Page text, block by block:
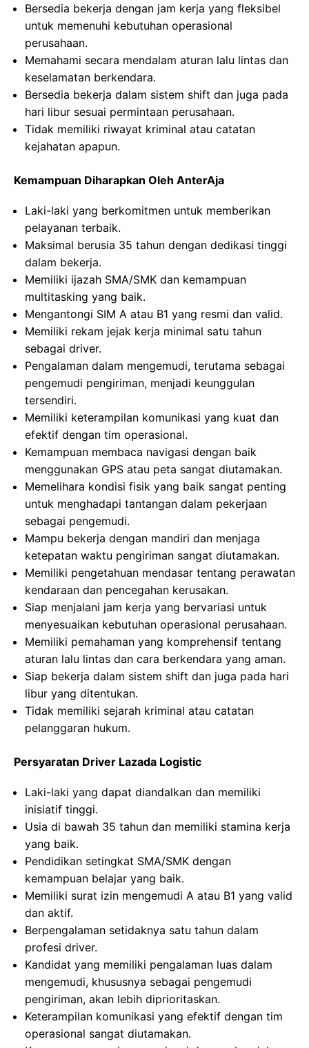
Bersedia bekerja dengan jam kerja yang fleksibel
untuk memenuhi kebutuhan operasional
perusahaan.
Memahami secara mendalam aturan lalu lintas dan
keselamatan berkendara.
Bersedia bekerja dalam sistem shift dan juga pada
hari libur sesuai permintaan perusahaan.
Tidak memiliki riwayat kriminal atau catatan
kejahatan apapun.
Kemampuan Diharapkan Oleh AnterAja
Laki-laki yang berkomitmen untuk memberikan
pelayanan terbaik.
Maksimal berusia 35 tahun dengan dedikasi tinggi
dalam bekerja.
Memiliki ijazah SMA/SMK dan kemampuan
multitasking yang baik.
Mengantongi SIM A atau B1 yang resmi dan valid.
Memiliki rekam jejak kerja minimal satu tahun
sebagai driver.
Pengalaman dalam mengemudi, terutama sebagai
pengemudi pengiriman, menjadi keunggulan
tersendiri.
Memiliki keterampilan komunikasi yang kuat dan
efektif dengan tim operasional.
Kemampuan membaca navigasi dengan baik
menggunakan GPS atau peta sangat diutamakan.
Memelihara kondisi fisik yang baik sangat penting
untuk menghadapi tantangan dalam pekerjaan
sebagai pengemudi.
Mampu bekerja dengan mandiri dan menjaga
ketepatan waktu pengiriman sangat diutamakan.
Memiliki pengetahuan mendasar tentang perawatan
kendaraan dan pencegahan kerusakan.
Siap menjalani jam kerja yang bervariasi untuk
menyesuaikan kebutuhan operasional perusahaan.
Memiliki pemahaman yang komprehensif tentang
aturan lalu lintas dan cara berkendara yang aman.
Siap bekerja dalam sistem shift dan juga pada hari
libur yang ditentukan.
Tidak memiliki sejarah kriminal atau catatan
pelanggaran hukum.
Persyaratan Driver Lazada Logistic
Laki-laki yang dapat diandalkan dan memiliki
inisiatif tinggi.
Usia di bawah 35 tahun dan memiliki stamina kerja
yang baik.
Pendidikan setingkat SMA/SMK dengan
kemampuan belajar yang baik.
Memiliki surat izin mengemudi A atau B1 yang valid
dan aktif.
Berpengalaman setidaknya satu tahun dalam
profesi driver.
Kandidat yang memiliki pengalaman luas dalam
mengemudi, khususnya sebagai pengemudi
pengiriman, akan lebih diprioritaskan.
Keterampilan komunikasi yang efektif dengan tim
operasional sangat diutamakan.